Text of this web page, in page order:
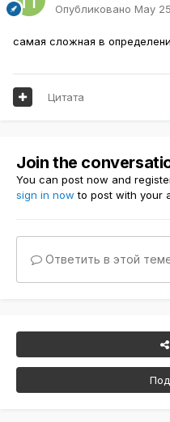
Опубликовано May
самая сложная в
Цитата
Join the
You can post now and
sign in now to post with your
Ответить в этой